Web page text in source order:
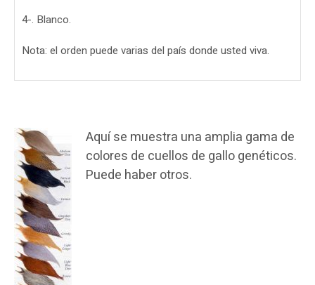
4-. Blanco.
Nota: el orden puede varias del país donde usted viva.
Aquí se muestra una amplia gama de
colores de cuellos de gallo genéticos.
Puede haber otros.